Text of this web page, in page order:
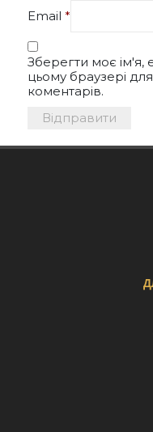
Email *
Зберегти моє ім'я,
цьому браузері
коментарів.